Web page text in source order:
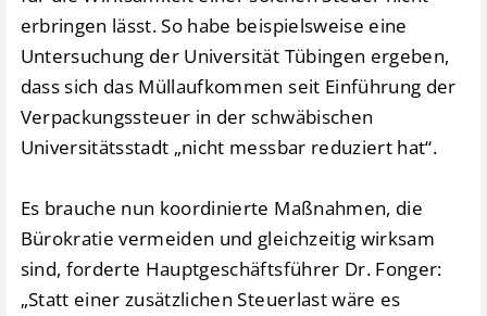
erbringen lässt. So habe beispielsweise eine
Untersuchung der Universität Tübingen ergeben,
dass sich das Müllaufkommen seit Einführung der
Verpackungssteuer in der schwäbischen
Universitätsstadt „nicht messbar reduziert hat“.
Es brauche nun koordinierte Maßnahmen, die
Bürokratie vermeiden und gleichzeitig wirksam
sind, forderte Hauptgeschäftsführer Dr. Fonger:
„Statt einer zusätzlichen Steuerlast wäre es